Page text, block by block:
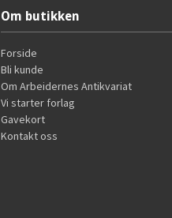
Om butikken
Forside
Bli kunde
Om Arbeidernes Antikvariat
Vi starter forlag
Gavekort
Kontakt oss